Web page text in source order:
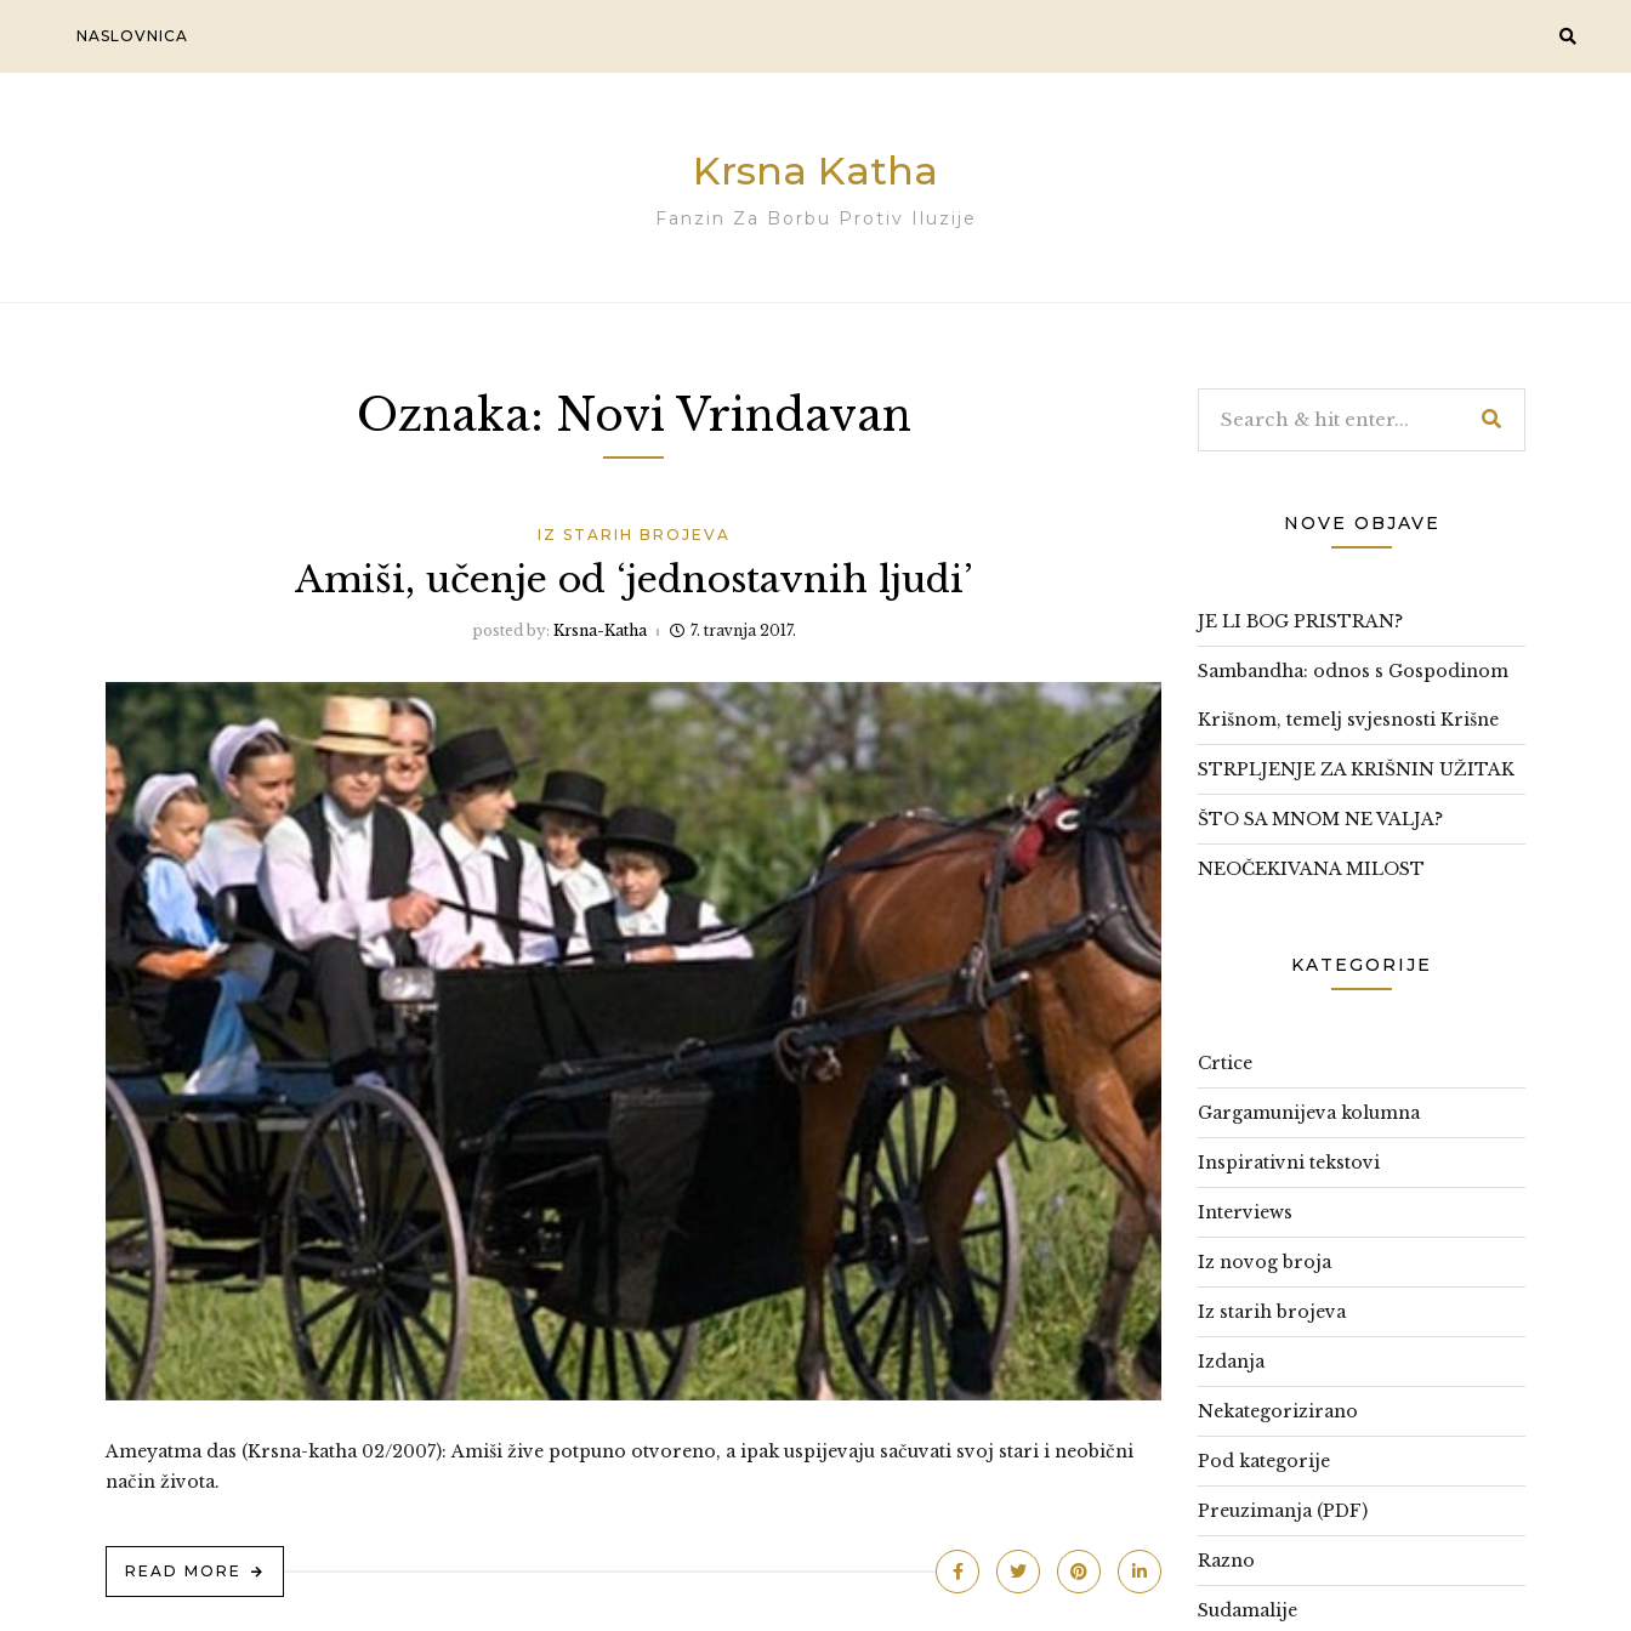
content
NASLOVNICA
Krsna Katha
Fanzin Za Borbu Protiv Iluzije
Oznaka: Novi Vrindavan
IZ STARIH BROJEVA
Amiši, učenje od ‘jednostavnih ljudi’
posted by: Krsna-Katha 7. travnja 2017.
Ameyatma das (Krsna-katha 02/2007): Amiši žive potpuno otvoreno, a ipak uspijevaju sačuvati svoj stari i neobični
način života.
READ MORE
NOVE OBJAVE
JE LI BOG PRISTRAN?
Sambandha: odnos s Gospodinom
Krišnom, temelj svjesnosti Krišne
STRPLJENJE ZA KRIŠNIN UŽITAK
ŠTO SA MNOM NE VALJA?
NEOČEKIVANA MILOST
KATEGORIJE
Crtice
Gargamunijeva kolumna
Inspirativni tekstovi
Interviews
Iz novog broja
Iz starih brojeva
Izdanja
Nekategorizirano
Pod kategorije
Preuzimanja (PDF)
Razno
Sudamalije